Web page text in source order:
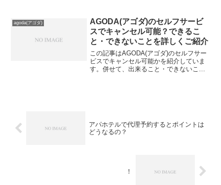
は人数変更が直接できないことをご存知
でしょう...
agoda(アゴダ)
AGODA(アゴダ)のセルフサービ
スでキャンセル可能？できるこ
と・できないことを詳しくご紹介
この記事はAGODA(アゴダ)のセルフサー
ビスでキャンセル可能かを紹介していま
す。併せて、出来ること・できないこと
アパホテルで代理予約するとポイントは
どうなるの？
！